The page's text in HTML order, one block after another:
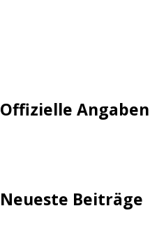
Offizielle Angaben
Neueste Beiträge